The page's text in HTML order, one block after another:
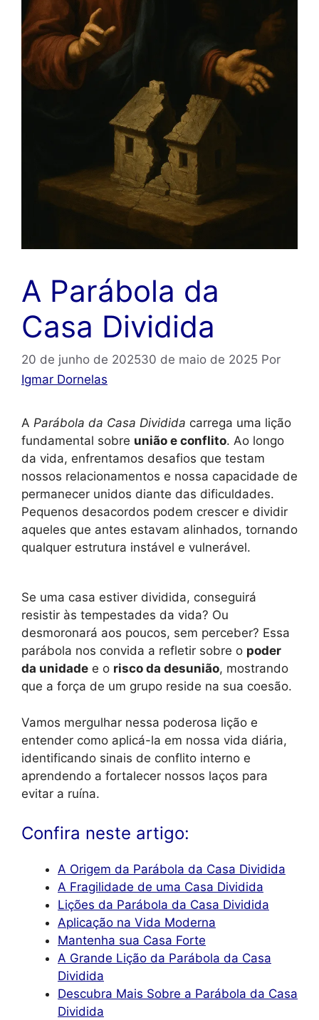
A Parábola da
Casa Dividida
20 de junho de 202530 de maio de 2025 Por
Igmar Dornelas
A Parábola da Casa Dividida carrega uma lição
fundamental sobre união e conflito. Ao longo
da vida, enfrentamos desafios que testam
nossos relacionamentos e nossa capacidade de
permanecer unidos diante das dificuldades.
Pequenos desacordos podem crescer e dividir
aqueles que antes estavam alinhados, tornando
qualquer estrutura instável e vulnerável.
Se uma casa estiver dividida, conseguirá
resistir às tempestades da vida? Ou
desmoronará aos poucos, sem perceber? Essa
parábola nos convida a refletir sobre o poder
da unidade e o risco da desunião, mostrando
que a força de um grupo reside na sua coesão.
Vamos mergulhar nessa poderosa lição e
entender como aplicá-la em nossa vida diária,
identificando sinais de conflito interno e
aprendendo a fortalecer nossos laços para
evitar a ruína.
Confira neste artigo:
A Origem da Parábola da Casa Dividida
A Fragilidade de uma Casa Dividida
Lições da Parábola da Casa Dividida
Aplicação na Vida Moderna
Mantenha sua Casa Forte
A Grande Lição da Parábola da Casa
Dividida
Descubra Mais Sobre a Parábola da Casa
Dividida